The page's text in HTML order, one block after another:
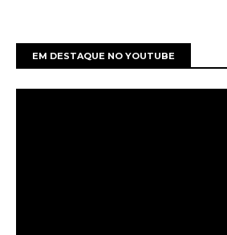
EM DESTAQUE NO YOUTUBE